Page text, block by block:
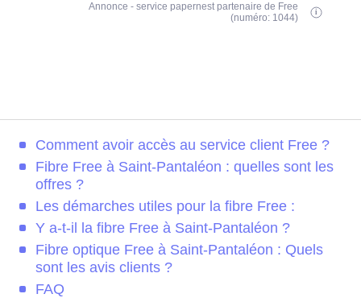
Annonce - service papernest partenaire de Free
(numéro: 1044)
Comment avoir accès au service client Free ?
Fibre Free à Saint-Pantaléon : quelles sont les
offres ?
Les démarches utiles pour la fibre Free :
Y a-t-il la fibre Free à Saint-Pantaléon ?
Fibre optique Free à Saint-Pantaléon : Quels
sont les avis clients ?
FAQ